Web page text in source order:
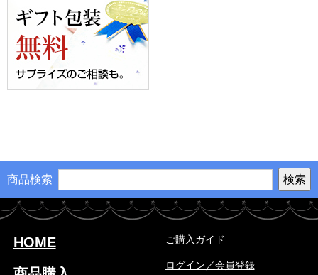
商品検索
HOME
ご購入ガイド
ログイン／会員登録